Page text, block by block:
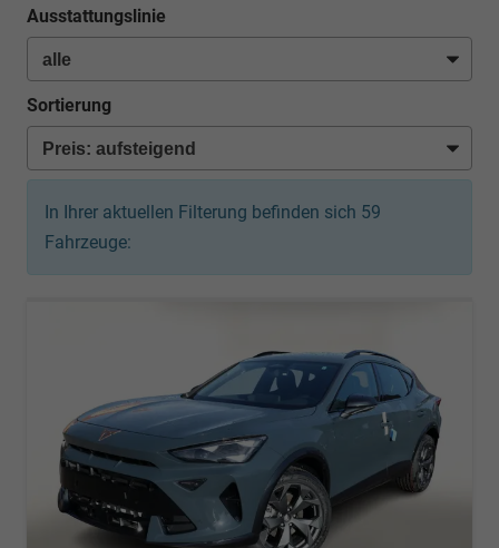
Ausstattungslinie
Sortierung
In Ihrer aktuellen Filterung befinden sich 59
Fahrzeuge: